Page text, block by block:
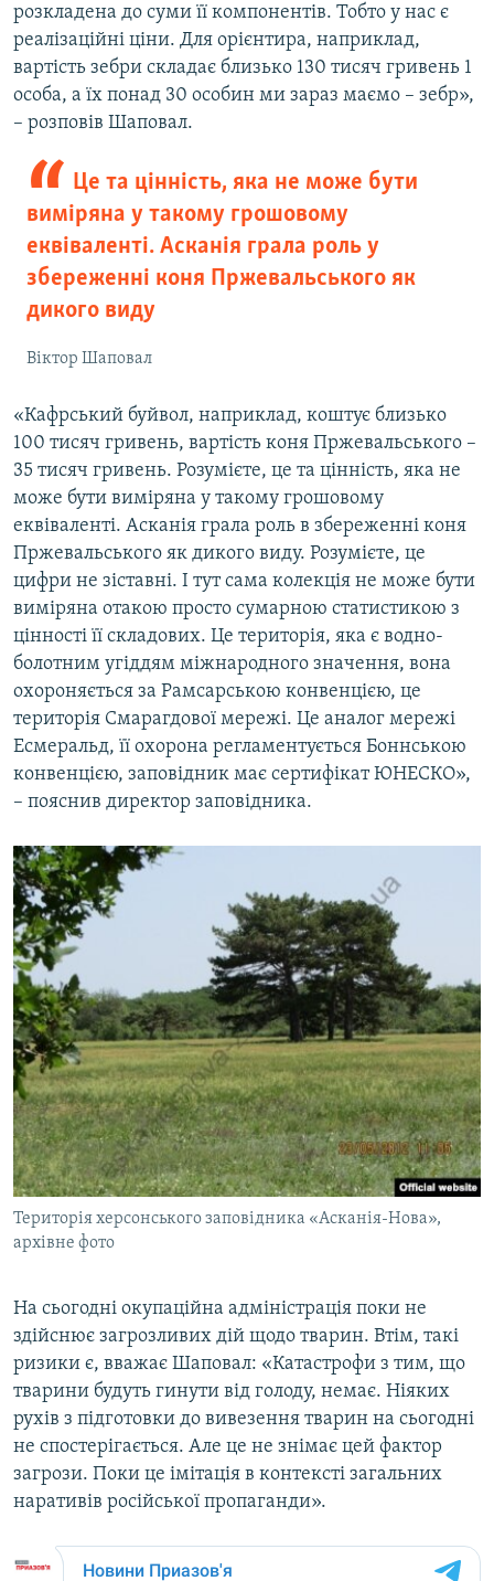
розкладена до суми її компонентів. Тобто у нас є
реалізаційні ціни. Для орієнтира, наприклад,
вартість зебри складає близько 130 тисяч гривень 1
особа, а їх понад 30 особин ми зараз маємо – зебр»,
– розповів Шаповал.
Це та цінність, яка не може бути
виміряна у такому грошовому
еквіваленті. Асканія грала роль у
збереженні коня Пржевальського як
дикого виду
Віктор Шаповал
«Кафрський буйвол, наприклад, коштує близько
100 тисяч гривень, вартість коня Пржевальського –
35 тисяч гривень. Розумієте, це та цінність, яка не
може бути виміряна у такому грошовому
еквіваленті. Асканія грала роль в збереженні коня
Пржевальського як дикого виду. Розумієте, це
цифри не зіставні. І тут сама колекція не може бути
виміряна отакою просто сумарною статистикою з
цінності її складових. Це територія, яка є водно-
болотним угіддям міжнародного значення, вона
охороняється за Рамсарською конвенцією, це
територія Смарагдової мережі. Це аналог мережі
Есмеральд, її охорона регламентується Боннською
конвенцією, заповідник має сертифікат ЮНЕСКО»,
– пояснив директор заповідника.
Територія херсонського заповідника «Асканія-Нова»,
архівне фото
На сьогодні окупаційна адміністрація поки не
здійснює загрозливих дій щодо тварин. Втім, такі
ризики є, вважає Шаповал: «Катастрофи з тим, що
тварини будуть гинути від голоду, немає. Ніяких
рухів з підготовки до вивезення тварин на сьогодні
не спостерігається. Але це не знімає цей фактор
загрози. Поки це імітація в контексті загальних
наративів російської пропаганди».